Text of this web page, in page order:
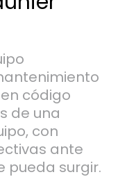
código
de una
con
ante
pueda surgir.